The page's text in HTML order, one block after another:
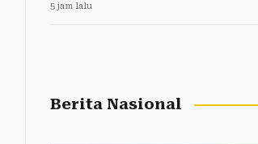
5 jam lalu
Berita Nasional